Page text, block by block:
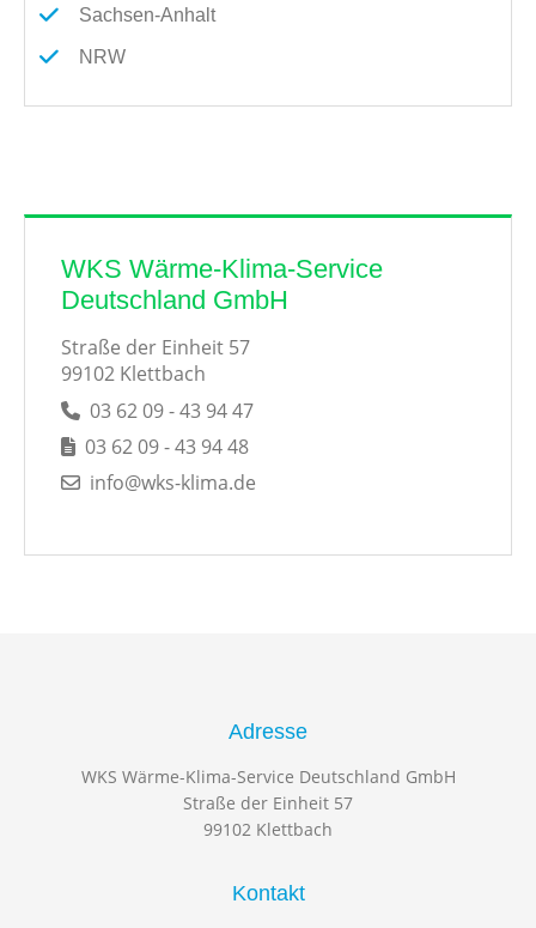
Sachsen-Anhalt
NRW
WKS Wärme-Klima-Service
Deutschland GmbH
Straße der Einheit 57
99102 Klettbach
03 62 09 - 43 94 47
03 62 09 - 43 94 48
info@wks-klima.de
Adresse
WKS Wärme-Klima-Service Deutschland GmbH
Straße der Einheit 57
99102 Klettbach
Kontakt